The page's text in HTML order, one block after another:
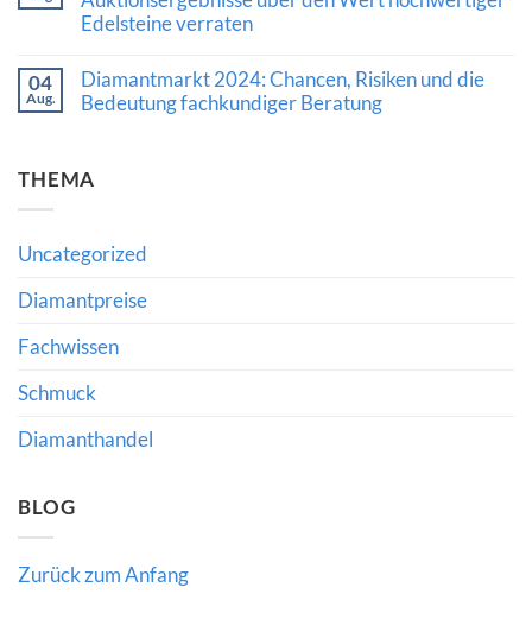
von
Al
den
Diamantkauf
bedeutet
zeigt
Stärke:
Nachfrage
nach
Diamanten
bedeutet
Edelsteine verraten
zu
Kaschmir-
Saphir
Auktionsergebnisse
hochwertiger
Edelsteine
04
Aug.
Diamantmarkt 2024: Chancen, Risiken und die
Bedeutung fachkundiger Beratung
Diamantmarkt
die
fachkundiger
Beratung
THEMA
Uncategorized
Diamantpreise
Fachwissen
Schmuck
Diamanthandel
BLOG
Zurück zum Anfang